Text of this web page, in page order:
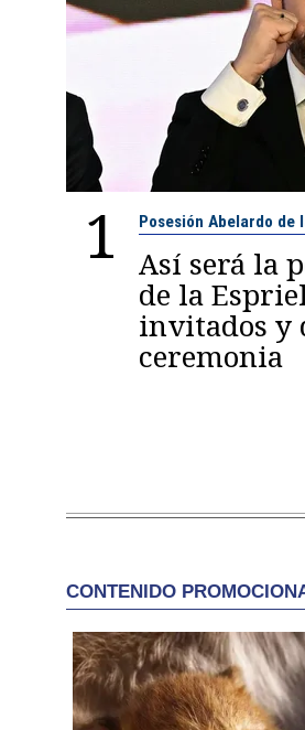
1 Posesión Abelardo de
Así será la
de la
invitados y
ceremonia